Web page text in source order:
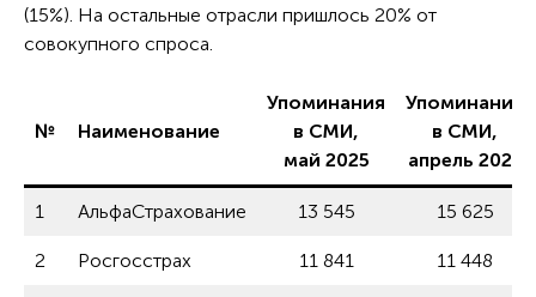
(15%). На остальные отрасли пришлось 20% от
совокупного спроса.
№ Наименование
Упоминания
в СМИ,
май 2025
Упоминания
в СМИ,
апрель 2025
1 АльфаСтрахование 13 545 15 625
2 Росгосстрах 11 841 11 448